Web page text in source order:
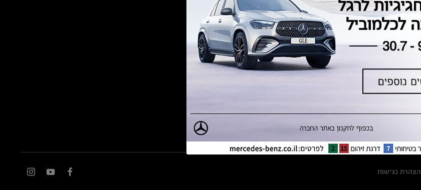
נתוני זיהום אוויר וצריכת דלק וחשמל
נתוני תווית צמיגים
מחירון חלפים
הודעה על הטבות לרכבי מרצדס בהסדר
הצהרת נגישות